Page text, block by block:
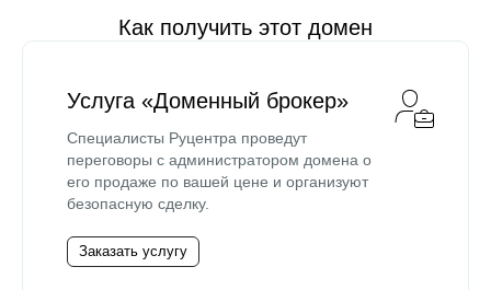
Как получить этот домен
Услуга «Доменный брокер»
Специалисты Руцентра проведут
переговоры с администратором домена о
его продаже по вашей цене и организуют
безопасную сделку.
Заказать услугу